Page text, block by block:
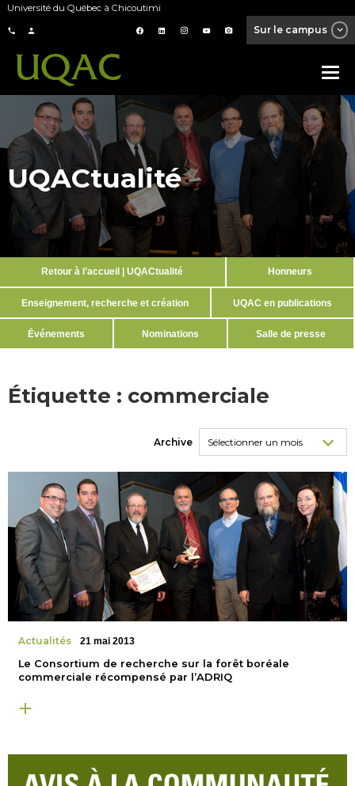
Université du Québec à Chicoutimi
Sur le campus
UQACtualité
Retour à l’accueil | UQACtualité Honneurs
Enseignement, recherche et création UQAC en publications
Événements Nominations Salle de presse
Étiquette : commerciale
Archive
Actualités 21 mai 2013
Le Consortium de recherche sur la forêt boréale
commerciale récompensé par l’ADRIQ